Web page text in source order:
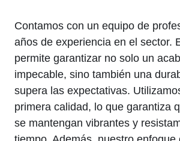
Contamos con un equipo de
años de experiencia en el sector.
permite garantizar no solo un
impecable, sino también una
supera las expectativas.
primera calidad, lo que garantiza
se mantengan vibrantes y